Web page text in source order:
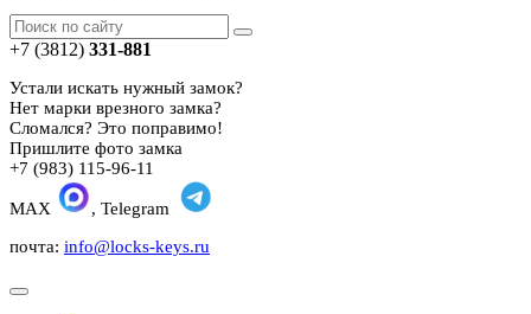
+7 (3812) 331-881
Устали искать нужный замок?
Нет марки врезного замка?
Сломался? Это поправимо!
Пришлите фото замка
+7 (983) 115-96-11
MAX
, Telegram
почта: info@locks-keys.ru